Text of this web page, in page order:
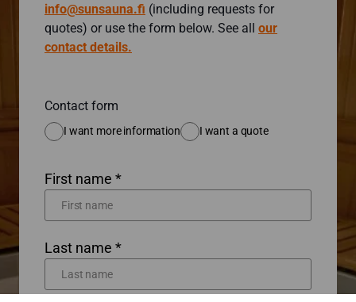
info@sunsauna.fi (including requests for
quotes) or use the form below. See all our
contact details.
Contact form
I want more information I want a quote
First name *
Last name *